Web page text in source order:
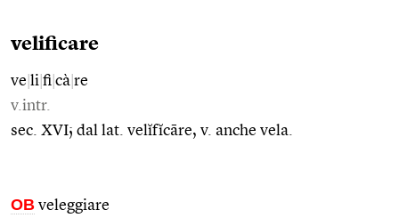
velificare
ve li fi cà re
v.intr.
sec. XVI; dal lat. velĭfĭcāre, v. anche vela.
OB veleggiare